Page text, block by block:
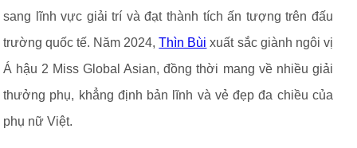
sang lĩnh vực giải trí và đạt thành tích ấn tượng trên đấu
trường quốc tế. Năm 2024,Thìn Bùi xuất sắc giành ngôi vị
Á hậu 2 Miss Global Asian, đồng thời mang về nhiều giải
thưởng phụ, khẳng định bản lĩnh và vẻ đẹp đa chiều của
phụ nữ Việt.